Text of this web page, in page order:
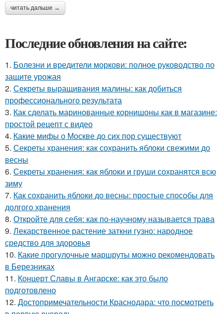
читать дальше →
Последние обновления на сайте:
1. Болезни и вредители моркови: полное руководство по
защите урожая
2. Секреты выращивания малины: как добиться
профессионального результата
3. Как сделать маринованные корнишоны как в магазине:
простой рецепт с видео
4. Какие мифы о Москве до сих пор существуют
5. Секреты хранения: как сохранить яблоки свежими до
весны
6. Секреты хранения: как яблоки и груши сохранятся всю
зиму
7. Как сохранить яблоки до весны: простые способы для
долгого хранения
8. Откройте для себя: как по-научному называется трава
9. Лекарственное растение заткни гузно: народное
средство для здоровья
10. Какие прогулочные маршруты можно рекомендовать
в Березниках
11. Концерт Славы в Ангарске: как это было
подготовлено
12. Достопримечательности Краснодара: что посмотреть